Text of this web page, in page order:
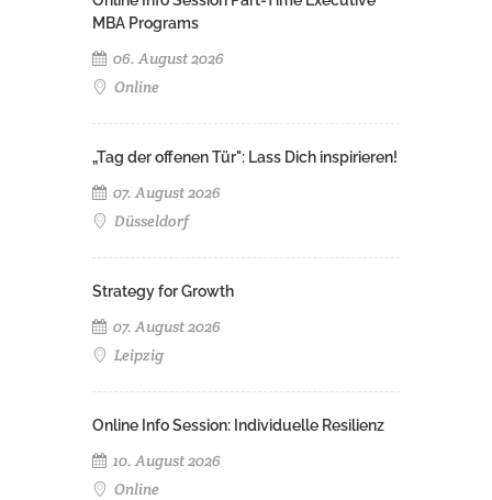
MBA Programs
06. August 2026
Online
„Tag der offenen Tür": Lass Dich inspirieren!
07. August 2026
Düsseldorf
Strategy for Growth
07. August 2026
Leipzig
Online Info Session: Individuelle Resilienz
10. August 2026
Online